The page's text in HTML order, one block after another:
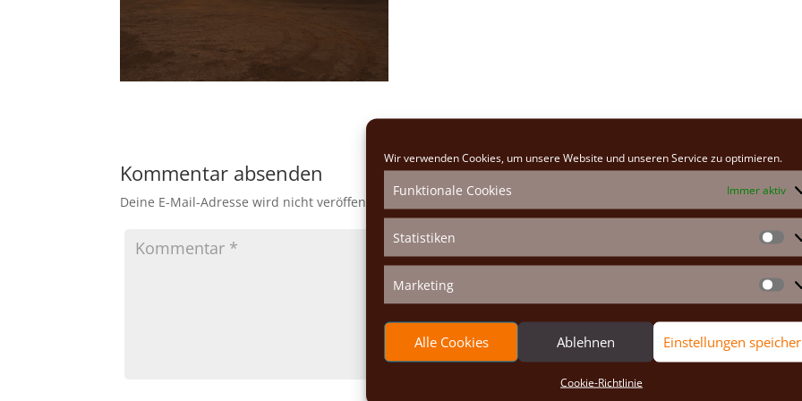
Wir verwenden Cookies, um unsere Website und unseren Service zu optimieren.
Funktionale Cookies Immer aktiv
Statistiken
Marketing
Alle Cookies Ablehnen Einstellungen
Cookie-Richtlinie
Kommentar absenden
Deine E-Mail-Adresse wird nicht veröffentlicht.